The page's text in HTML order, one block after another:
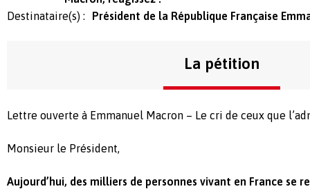
Destinataire(s) :
Président de la République Française
La pétition
Lettre ouverte à Emmanuel Macron – Le cri de ceux que
Monsieur le Président,
Aujourd’hui, des milliers de personnes vivant en France se